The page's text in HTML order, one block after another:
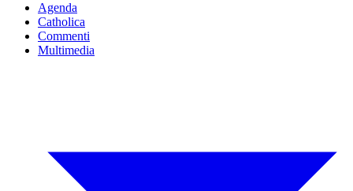
Agenda
Catholica
Commenti
Multimedia